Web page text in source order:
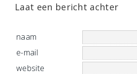
Laat een bericht achter
naam
e-mail
website